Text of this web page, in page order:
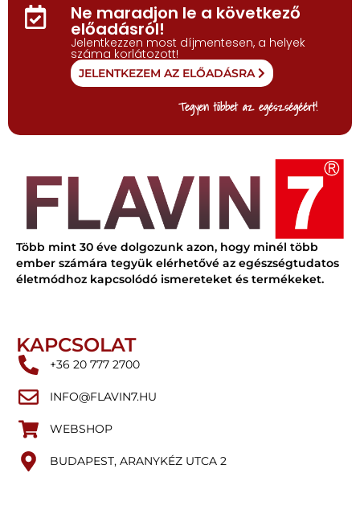
Tegyen többet az egészségéért!
Ne maradjon le a következő
előadásról!
Jelentkezzen most díjmentesen, a helyek
száma korlátozott!
JELENTKEZEM AZ ELŐADÁSRA
Több mint 30 éve dolgozunk azon, hogy minél több
ember számára tegyük elérhetővé az egészségtudatos
életmódhoz kapcsolódó ismereteket és termékeket.
KAPCSOLAT
+36 20 777 2700
INFO@FLAVIN7.HU
WEBSHOP
BUDAPEST, ARANYKÉZ UTCA 2